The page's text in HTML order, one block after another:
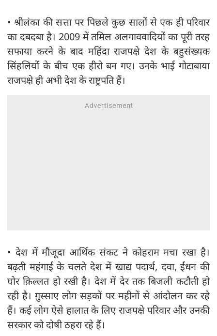
• श्रीलंका की सत्ता पर पिछले कुछ सालों से एक ही परिवार
का दबदबा है। 2009 में तमिल अलगाववादियों का पूरी तरह
सफाया करने के बाद महिंदा राजपक्षे देश के बहुसंख्यक
सिंहलियों के बीच एक हीरो बन गए। उनके भाई गोटाबाया
राजपक्षे ही अभी देश के राष्ट्रपति हैं।
• देश में मौजूदा आर्थिक संकट ने कोहराम मचा रखा है।
बढ़ती महंगाई के चलते देश में खाद्य पदार्थ, दवा, ईंधन की
घोर क़िल्लत हो रखी है। देश में देर तक बिजली कटौती हो
रही है। ग़ुस्साए लोग सड़कों पर महीनों से आंदोलन कर रहे
हैं। कई लोग ऐसे हालात के लिए राजपक्षे परिवार और उनकी
सरकार को दोषी ठहरा रहे हैं।